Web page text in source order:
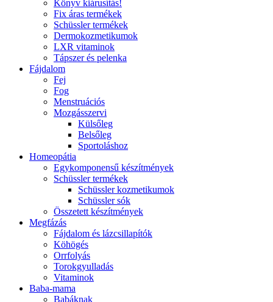
Könyv kiárusítás!
Fix áras termékek
Schüssler termékek
Dermokozmetikumok
LXR vitaminok
Tápszer és pelenka
Fájdalom
Fej
Fog
Menstruációs
Mozgásszervi
Külsőleg
Belsőleg
Sportoláshoz
Homeopátia
Egykomponensű készítmények
Schüssler termékek
Schüssler kozmetikumok
Schüssler sók
Összetett készítmények
Megfázás
Fájdalom és lázcsillapítók
Köhögés
Orrfolyás
Torokgyulladás
Vitaminok
Baba-mama
Babáknak